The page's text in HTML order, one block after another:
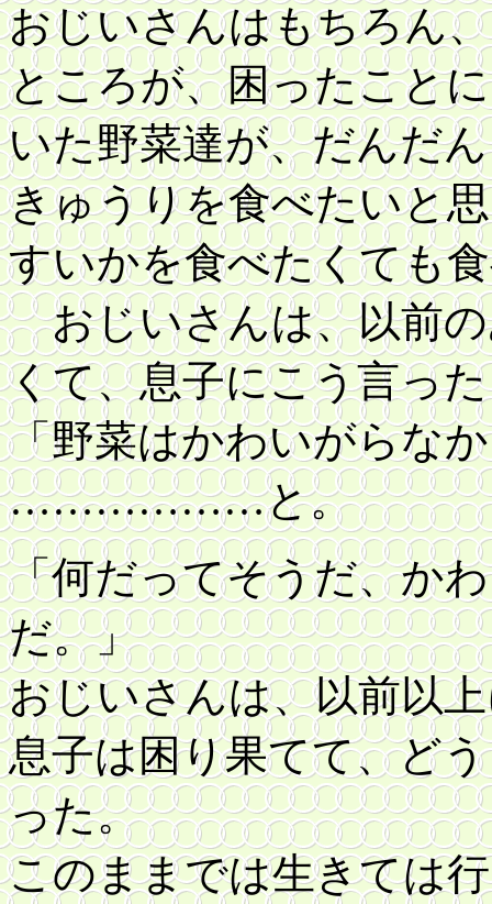
おじいさんはもちろん
ところが、困ったこと
いた野菜達が、だんだ
きゅうりを食べたいと
すいかを食べたくても
おじいさんは、以前
くて、息子にこう言っ
「野菜はかわいがらな
………………と。
「何だってそうだ、か
だ。」
おじいさんは、以前以
息子は困り果てて、ど
った。
このままでは生きては